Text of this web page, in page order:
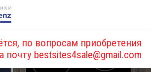
по вопросам приобретения
почту bestsites4sale@gmail.com